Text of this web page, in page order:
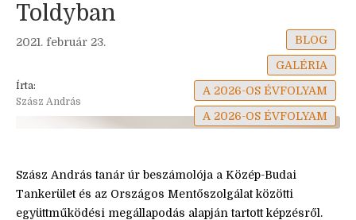
Toldyban
2021. február 23.
Írta:
Szász András
BLOG
GALÉRIA
A 2026-OS ÉVFOLYAM
A 2026-OS ÉVFOLYAM
Szász András tanár úr beszámolója a Közép-Budai
Tankerület és az Országos Mentőszolgálat közötti
együttműködési megállapodás alapján tartott képzésről.